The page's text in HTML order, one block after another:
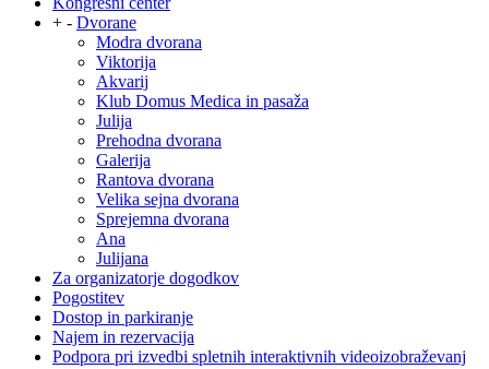
+ - Dvorane
Modra dvorana
Viktorija
Akvarij
Klub Domus Medica in pasaža
Julija
Prehodna dvorana
Galerija
Rantova dvorana
Velika sejna dvorana
Sprejemna dvorana
Ana
Julijana
Za organizatorje dogodkov
Pogostitev
Dostop in parkiranje
Najem in rezervacija
Podpora pri izvedbi spletnih interaktivnih videoizobraževanj